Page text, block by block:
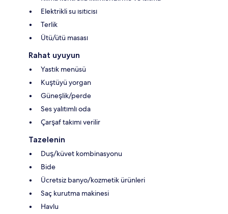
Elektrikli su ısıtıcısı
Terlik
Ütü/ütü masası
Rahat uyuyun
Yastık menüsü
Kuştüyü yorgan
Güneşlik/perde
Ses yalıtımlı oda
Çarşaf takımı verilir
Tazelenin
Duş/küvet kombinasyonu
Bide
Ücretsiz banyo/kozmetik ürünleri
Saç kurutma makinesi
Havlu